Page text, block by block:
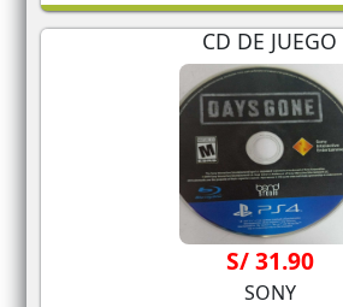
CD DE JUEGO
S/ 31.90
SONY